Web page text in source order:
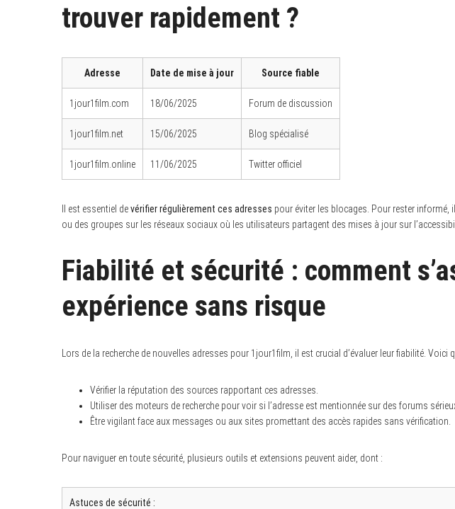
trouver rapidement ?
Adresse Date de mise à jour Source fiable
1jour1film.com 18/06/2025 Forum de discussion
1jour1film.net 15/06/2025 Blog spécialisé
1jour1film.online 11/06/2025 Twitter officiel
Il est essentiel devérifier régulièrement ces adresses pour éviter les blocages. Pour rester informé,
ou des groupes sur les réseaux sociaux où les utilisateurs partagent des mises à jour sur
Fiabilité et sécurité : comment
expérience sans risque
Lors de la recherche de nouvelles adresses pour 1jour1film, il est crucial d’évaluer leur fiabilité. Voici
Vérifier la réputation des sources rapportant ces adresses.
Utiliser des moteurs de recherche pour voir si l’adresse est mentionnée sur des forums
Être vigilant face aux messages ou aux sites promettant des accès rapides sans vérification.
Pour naviguer en toute sécurité, plusieurs outils et extensions peuvent aider, dont :
Astuces de sécurité :